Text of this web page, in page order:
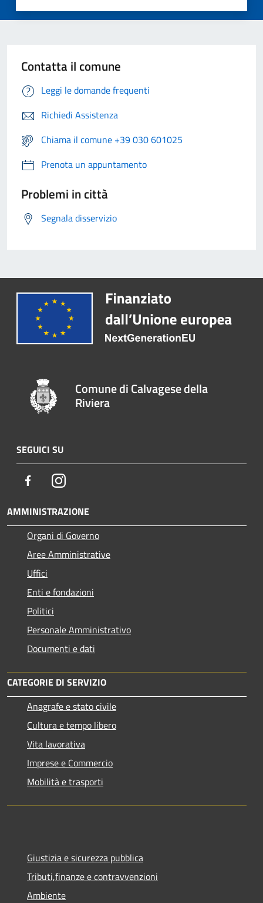
Contatta il comune
Leggi le domande frequenti
Richiedi Assistenza
Chiama il comune +39 030 601025
Prenota un appuntamento
Problemi in città
Segnala disservizio
Comune di Calvagese della
Riviera
SEGUICI SU
FacebookInstagram
AMMINISTRAZIONE
Organi di Governo
Aree Amministrative
Uffici
Enti e fondazioni
Politici
Personale Amministrativo
Documenti e dati
CATEGORIE DI SERVIZIO
Anagrafe e stato civile
Cultura e tempo libero
Vita lavorativa
Imprese e Commercio
Mobilità e trasporti
Giustizia e sicurezza pubblica
Tributi,finanze e contravvenzioni
Ambiente